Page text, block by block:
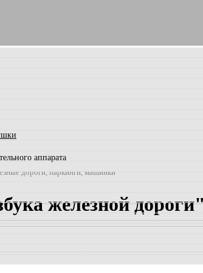
аппарата
дороги, паркинги, машинки
железной